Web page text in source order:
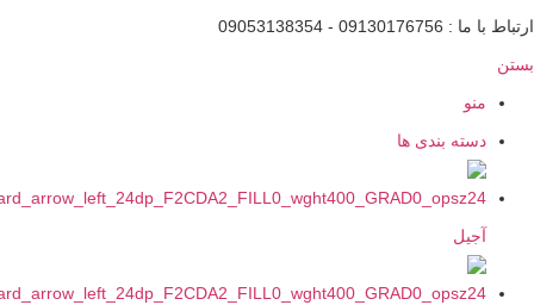
- 09053138354
دسته بندی ها